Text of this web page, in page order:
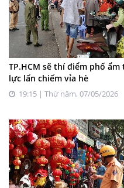
TP.HCM sẽ thí điểm phố
lực lấn chiếm vỉa hè
19:15 | Thứ năm, 07/05/2026